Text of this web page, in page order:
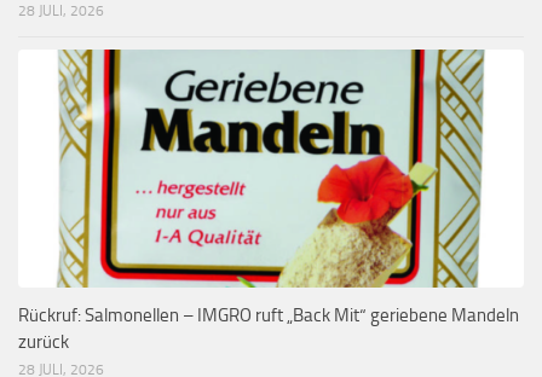
28 JULI, 2026
Rückruf: Salmonellen – IMGRO ruft „Back Mit“ geriebene Mandeln
zurück
28 JULI, 2026